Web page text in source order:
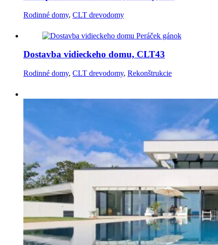
Rodinné domy, CLT drevodomy
Dostavba vidieckeho domu, CLT43
Rodinné domy, CLT drevodomy, Rekonštrukcie